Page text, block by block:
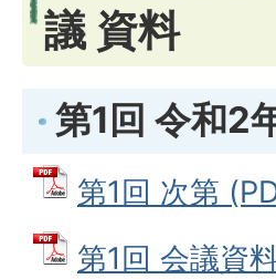
議 資料
第1回 令和2
第1回 次第
第1回 会議資